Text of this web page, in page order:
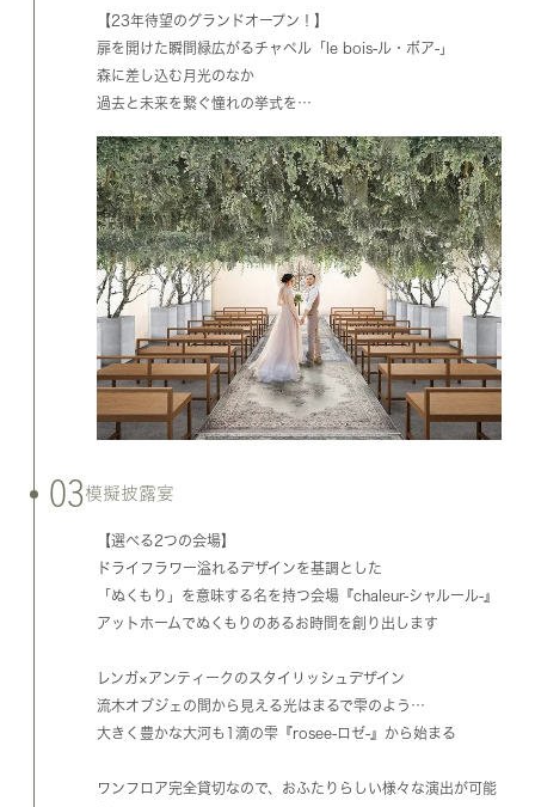
【23年待望のグランドオープン！】
扉を開けた瞬間緑広がるチャペル「le bois-ル・ボア-」
森に差し込む月光のなか
過去と未来を繋ぐ憧れの挙式を…
03模擬披露宴
【選べる2つの会場】
ドライフラワー溢れるデザインを基調とした
「ぬくもり」を意味する名を持つ会場『chaleur-シャルール-』
アットホームでぬくもりのあるお時間を創り出します
レンガ×アンティークのスタイリッシュデザイン
流木オブジェの間から見える光はまるで雫のよう…
大きく豊かな大河も1滴の雫『rosee-ロゼ-』から始まる
ワンフロア完全貸切なので、おふたりらしい様々な演出が可能